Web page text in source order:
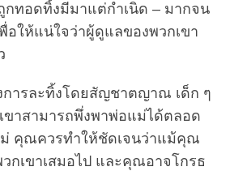
กทอดทิ้งมีมาแต่กำเนิด – มากจน
อให้แน่ใจว่าผู้ดูแลของพวกเขา
การละทิ้งโดยสัญชาตญาณ เด็ก ๆ
ขาสามารถพึ่งพาพ่อแม่ได้ตลอด
ม่ คุณควรทำให้ชัดเจนว่าแม้คุณ
กเขาเสมอไป และคุณอาจโกรธ